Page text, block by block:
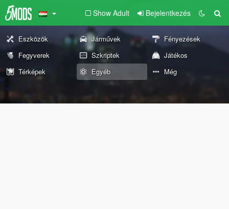
Show Adult Bejelentkezés
Eszközök Járművek
Fényezések
Fegyverek
Szkriptek
Játékos
Térképek
Egyéb Még